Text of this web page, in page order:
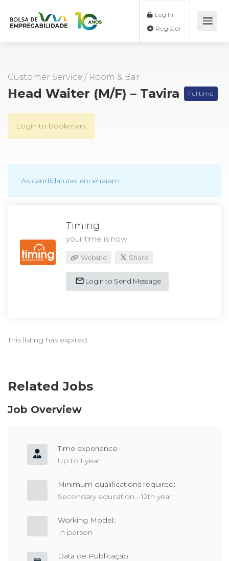
Log In
Customer Service / Room & Bar
Head Waiter (M/F) – Tavira Fulltime
Login to bookmark
As candidaturas encerraram.
Timing
your time is now
Website Share
Login to Send Message
This listing has expired.
Related Jobs
Job Overview
Time experience:
Up to 1 year
Minimum qualifications required:
Secondary education - 12th year
Working Model:
In person
Data de Publicação: